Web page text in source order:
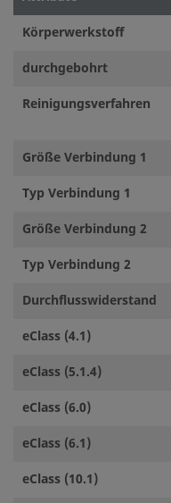
Körperwerkstoff
durchgebohrt
Reinigungsverfahren
Größe Verbindung 1
Typ Verbindung 1
Größe Verbindung 2
Typ Verbindung 2
Durchflusswiderstand
eClass (4.1)
eClass (5.1.4)
eClass (6.0)
eClass (6.1)
eClass (10.1)